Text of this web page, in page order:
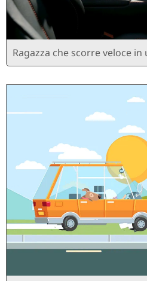
Ragazza che scorre veloce